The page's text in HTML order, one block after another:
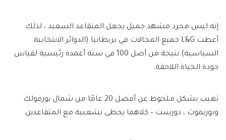
إنه ليس مجرد مشهد جميل يجعل المتقاعد السعيد ، لذلك
أعطت L&G جميع المجالات في بريطانيا (الدوائر الانتخابية
السياسية) نتيجة من أصل 100 في ستة أعمدة رئيسية لقياس
جودة الحياة اللاحقة.
تغيب بشكل ملحوظ عن أفضل 20 عامًا من شمال نورفولك
وبورنموث ، دورست – كلاهما يحظى بشعبية مع المتقاعدين.